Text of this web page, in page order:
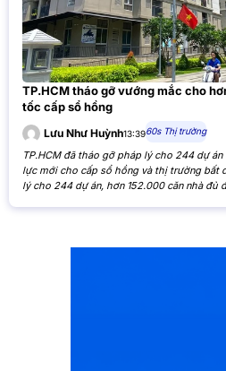
TP.HCM tháo gỡ vướng mắc cho
tốc cấp sổ hồng
Lưu Như Huỳnh13:3960s Thị trường
TP.HCM đã tháo gỡ pháp lý cho 244 dự
lực mới cho cấp sổ hồng và thị trường bất
lý cho 244 dự án, hơn 152.000 căn nhà